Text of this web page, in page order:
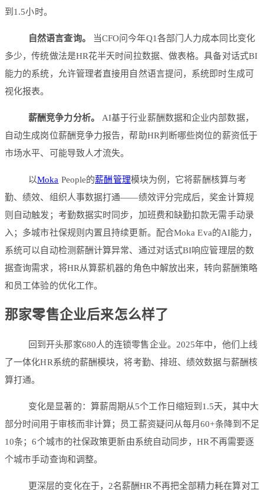
到1.5小时。
自然语言查询。
当CFO问今年Q1各部门人力成本同比变化
多少，传统做法是HR花半天时间拉数据、做表格。具备对话式BI
能力的系统，允许管理者直接用自然语言提问，系统即时生成可
视化报表。
薪酬竞争力分析。
AI基于行业薪酬数据和企业内部数据，
自动生成岗位薪酬竞争力报告，帮助HR判断哪些岗位的薪资低于
市场水平、可能导致人才流失。
以Moka People的薪酬管理模块为例，它将薪酬核算与考
勤、绩效、组织人事数据打通——绩效评分完成后，奖金计算规
则自动触发；考勤数据实时同步，加班费和缺勤扣款无需手动录
入；多城市社保规则内置且持续更新。配合Moka Eva的AI能力，
系统可以自动检测薪酬计算异常、通过对话式BI响应管理层的数
据查询需求，将HR从算薪机器的角色中解放出来，转向薪酬策略
和员工体验的优化工作。
那家零售企业后来怎么样了
回到开头那家680人的连锁零售企业。2025年中，他们上线
了一体化HR系统的薪酬模块，将考勤、排班、绩效数据与薪酬核
算打通。
变化是显著的：算薪周期从5个工作日缩短到1.5天，其中大
部分时间用于审核而非计算；员工薪资疑问从每月60+条降到不足
10条；6个城市的社保政策更新由系统自动同步，HR不再需要逐
个城市手动查询和调整。
更深层的变化在于，2名薪酬HR不再把全部精力耗在算对工